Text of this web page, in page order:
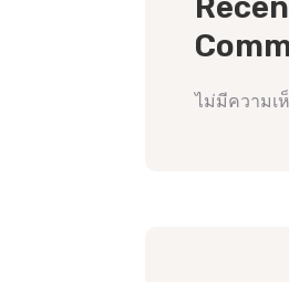
ไม่มีความเ